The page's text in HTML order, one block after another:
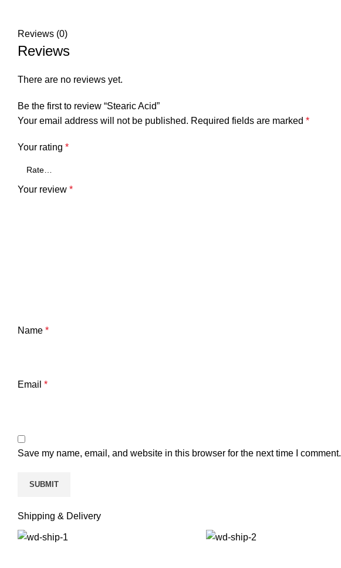
Reviews (0)
Reviews
There are no reviews yet.
Be the first to review “Stearic Acid”
Your email address will not be published. Required fields are marked *
Your rating *
Your review *
Name *
Email *
Save my name, email, and website in this browser for the next time I comment.
Shipping & Delivery